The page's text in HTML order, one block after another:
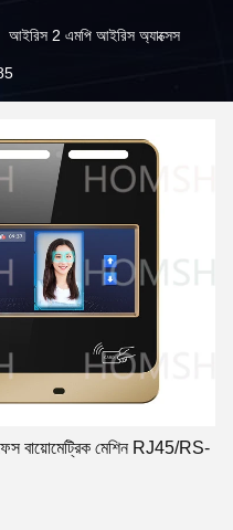
আইরিস 2 এমপি আইরিস অ্যাক্সেস
বায়োমেট্রিক মেশিন RJ45/RS-